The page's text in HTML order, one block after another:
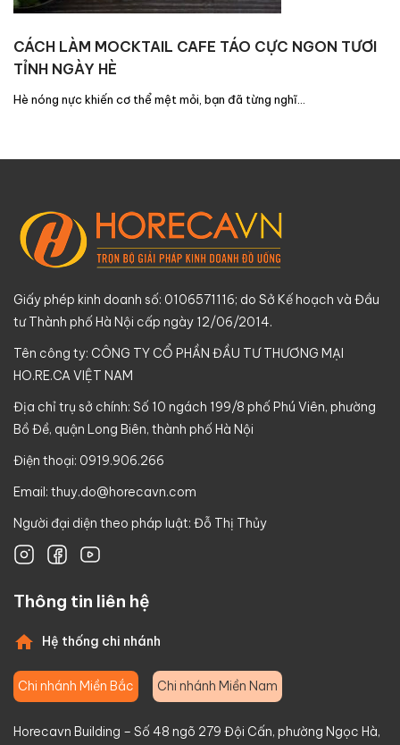
CÁCH LÀM MOCKTAIL CAFE TÁO CỰC NGON TƯƠI
TỈNH NGÀY HÈ
Hè nóng nực khiến cơ thể mệt mỏi, bạn đã từng nghĩ…
Giấy phép kinh doanh số: 0106571116; do Sở Kế hoạch và Đầu
tư Thành phố Hà Nội cấp ngày 12/06/2014.
Tên công ty: CÔNG TY CỔ PHẦN ĐẦU TƯ THƯƠNG MẠI
HO.RE.CA VIỆT NAM
Địa chỉ trụ sở chính: Số 10 ngách 199/8 phố Phú Viên, phường
Bồ Đề, quận Long Biên, thành phố Hà Nội
Điện thoại: 0919.906.266
Email: thuy.do@horecavn.com
Người đại diện theo pháp luật: Đỗ Thị Thủy
Thông tin liên hệ
Hệ thống chi nhánh
Chi nhánh Miền Bắc Chi nhánh Miền Nam
Horecavn Building – Số 48 ngõ 279 Đội Cấn, phường Ngọc Hà,